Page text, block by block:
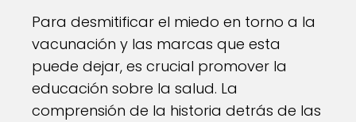
Para desmitificar el miedo en torno a la
vacunación y las marcas que esta
puede dejar, es crucial promover la
educación sobre la salud. La
comprensión de la historia detrás de las